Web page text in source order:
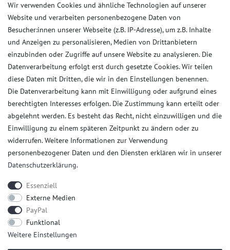
Impressum
AGB
Daten­schutz­erklärung
Widerrufs­recht
Kaufvertrag widerrufen
Kunden Service
Anmelden
Registrieren
Zahlungsarten
Versandkosten
* Alle Preise verstehen sich inkl. gesetzl. MwSt. und
Wir verwenden Cookies und ähnliche Technologien auf unserer
Website und verarbeiten personenbezogene Daten von
Besucher:innen unserer Webseite (z.B. IP-Adresse), um z.B. Inhalte
und Anzeigen zu personalisieren, Medien von Drittanbietern
einzubinden oder Zugriffe auf unsere Website zu analysieren. Die
Datenverarbeitung erfolgt erst durch gesetzte Cookies. Wir teilen
diese Daten mit Dritten, die wir in den Einstellungen benennen.
Die Datenverarbeitung kann mit Einwilligung oder aufgrund eines
berechtigten Interesses erfolgen. Die Zustimmung kann erteilt oder
abgelehnt werden. Es besteht das Recht, nicht einzuwilligen und die
Einwilligung zu einem späteren Zeitpunkt zu ändern oder zu
widerrufen. Weitere Informationen zur Verwendung
personenbezogener Daten und den Diensten erklären wir in unserer
Daten­schutz­erklärung.
Essenziell
Externe Medien
PayPal
Funktional
Weitere Einstellungen